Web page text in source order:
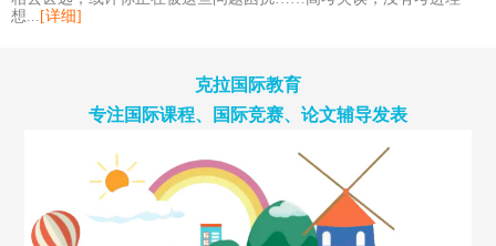
想... [详细]
克拉国际教育
专注国际课程、国际竞赛、论文辅导发表